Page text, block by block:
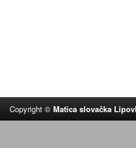
Copyright ©Matica slovačka